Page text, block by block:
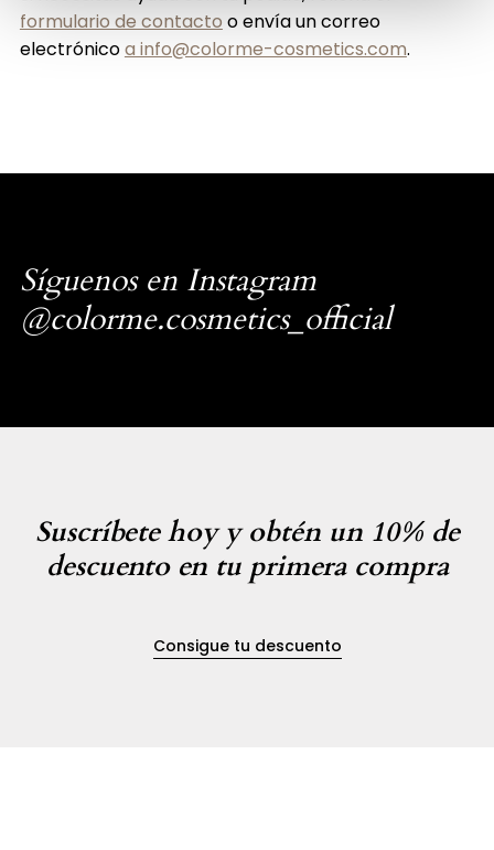
formulario de contacto o envía un correo
electrónicoa info@colorme-cosmetics.com.
Síguenos en Instagram
@colorme.cosmetics_official
Suscríbete hoy y obtén un 10% de
descuento en tu primera compra
Consigue tu descuento